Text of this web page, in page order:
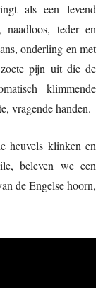
als een levend
naadloos, teder en
onderling en met
pijn uit die de
klimmende
vragende handen.
heuvels klinken en
beleven we een
de Engelse hoorn,